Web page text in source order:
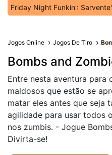
Friday Night Funkin':
Jogos Online Jogos De Tiro
Bombs and
Entre nesta aventura
maldosos que estão se
matar eles antes que seja
agilidade para usar todos
nos zumbis. - Jogue
Divirta-se!